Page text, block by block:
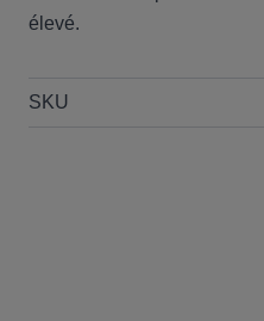
élevé.
SKU